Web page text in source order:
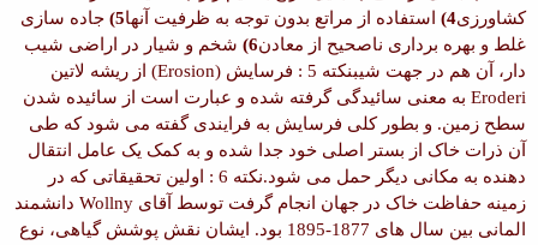
کشاورزی4) استفاده از مراتع بدون توجه به ظرفیت آنها5) جاده سازی
غلط و بهره برداری ناصحیح از معادن6)
شخم و شیار در اراضی شیب
دار، آن هم در جهت شیبنکته 5 : فرسایش (Erosion)
از ریشه لاتین
Eroderi به معنی سائیدگی گرفته شده و عبارت است از سائیده شدن
سطح زمین. و بطور کلی فرسایش به فرایندی گفته می شود که طی
آن ذرات خاک از بستر اصلی خود جدا شده و به کمک یک عامل انتقال
دهنده به مکانی دیگر حمل می شود.نکته 6 :
اولین تحقیقاتی که در
زمینه حفاظت خاک در جهان انجام گرفت توسط آقای Wollny دانشمند
المانی بین سال های 1877-1895
بود. ایشان نقش پوشش گیاهی، نوع